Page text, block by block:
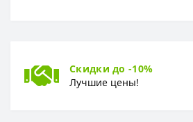
Скидки до -10%
Лучшие цены!